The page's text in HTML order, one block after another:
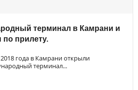
терминал в Камрани и
прилету.
года в Камрани открыли
терминал...